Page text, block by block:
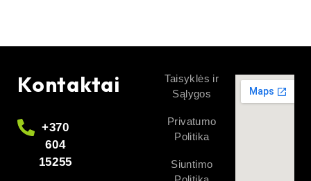
Kontaktai
+370
604
15255
Taisyklės ir
Sąlygos
Privatumo
Politika
Siuntimo